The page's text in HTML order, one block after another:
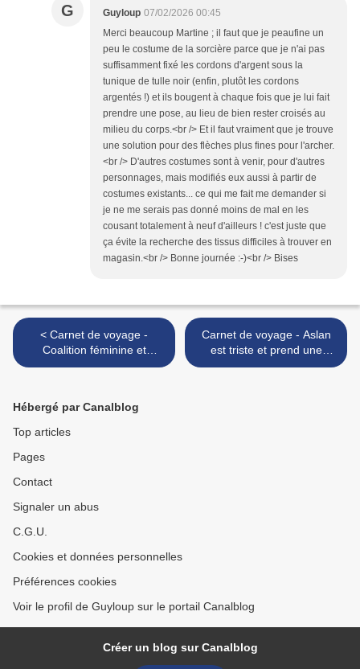
G Guyloup 07/02/2026 00:45
Merci beaucoup Martine ; il faut que je peaufine un
peu le costume de la sorcière parce que je n'ai pas
suffisamment fixé les cordons d'argent sous la
tunique de tulle noir (enfin, plutôt les cordons
argentés !) et ils bougent à chaque fois que je lui fait
prendre une pose, au lieu de bien rester croisés au
milieu du corps.<br /> Et il faut vraiment que je trouve
une solution pour des flèches plus fines pour l'archer.
<br /> D'autres costumes sont à venir, pour d'autres
personnages, mais modifiés eux aussi à partir de
costumes existants... ce qui me fait me demander si
je ne me serais pas donné moins de mal en les
cousant totalement à neuf d'ailleurs ! c'est juste que
ça évite la recherche des tissus difficiles à trouver en
magasin.<br /> Bonne journée :-)<br /> Bises
< Carnet de voyage -
Coalition féminine et
vengeance amicale !
Carnet de voyage - Aslan
est triste et prend une
décision >
Hébergé par Canalblog
Top articles
Pages
Contact
Signaler un abus
C.G.U.
Cookies et données personnelles
Préférences cookies
Voir le profil de Guyloup sur le portail Canalblog
Créer un blog sur Canalblog